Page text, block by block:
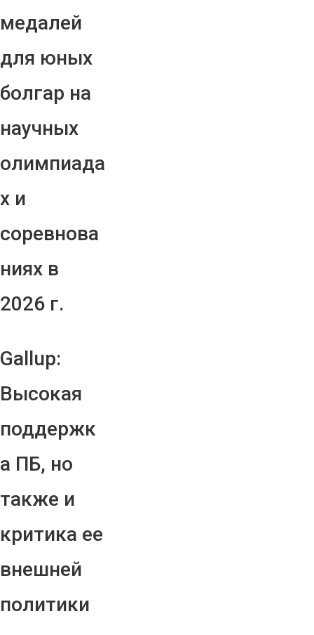
медалей
для юных
болгар на
научных
олимпиада
х и
соревнова
ниях в
2026 г.
Gallup:
Высокая
поддержк
а ПБ, но
также и
критика ее
внешней
политики